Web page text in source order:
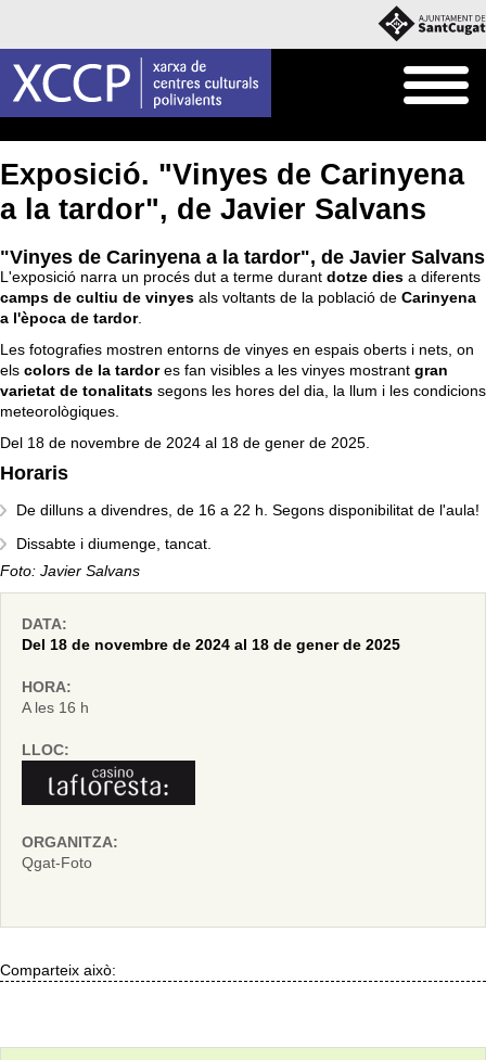
Exposició. "Vinyes de Carinyena
a la tardor", de Javier Salvans
"Vinyes de Carinyena a la tardor", de Javier Salvans
L'exposició narra un procés dut a terme durant dotze dies a diferents
camps de cultiu de vinyes als voltants de la població de Carinyena
a l'època de tardor.
Les fotografies mostren entorns de vinyes en espais oberts i nets, on
els colors de la tardor es fan visibles a les vinyes mostrant gran
varietat de tonalitats segons les hores del dia, la llum i les condicions
meteorològiques.
Del 18 de novembre de 2024 al 18 de gener de 2025.
Horaris
De dilluns a divendres, de 16 a 22 h. Segons disponibilitat de l'aula!
Dissabte i diumenge, tancat.
Foto: Javier Salvans
DATA:
Del 18 de novembre de 2024 al 18 de gener de 2025
HORA:
A les 16 h
LLOC:
ORGANITZA:
Qgat-Foto
Comparteix això: